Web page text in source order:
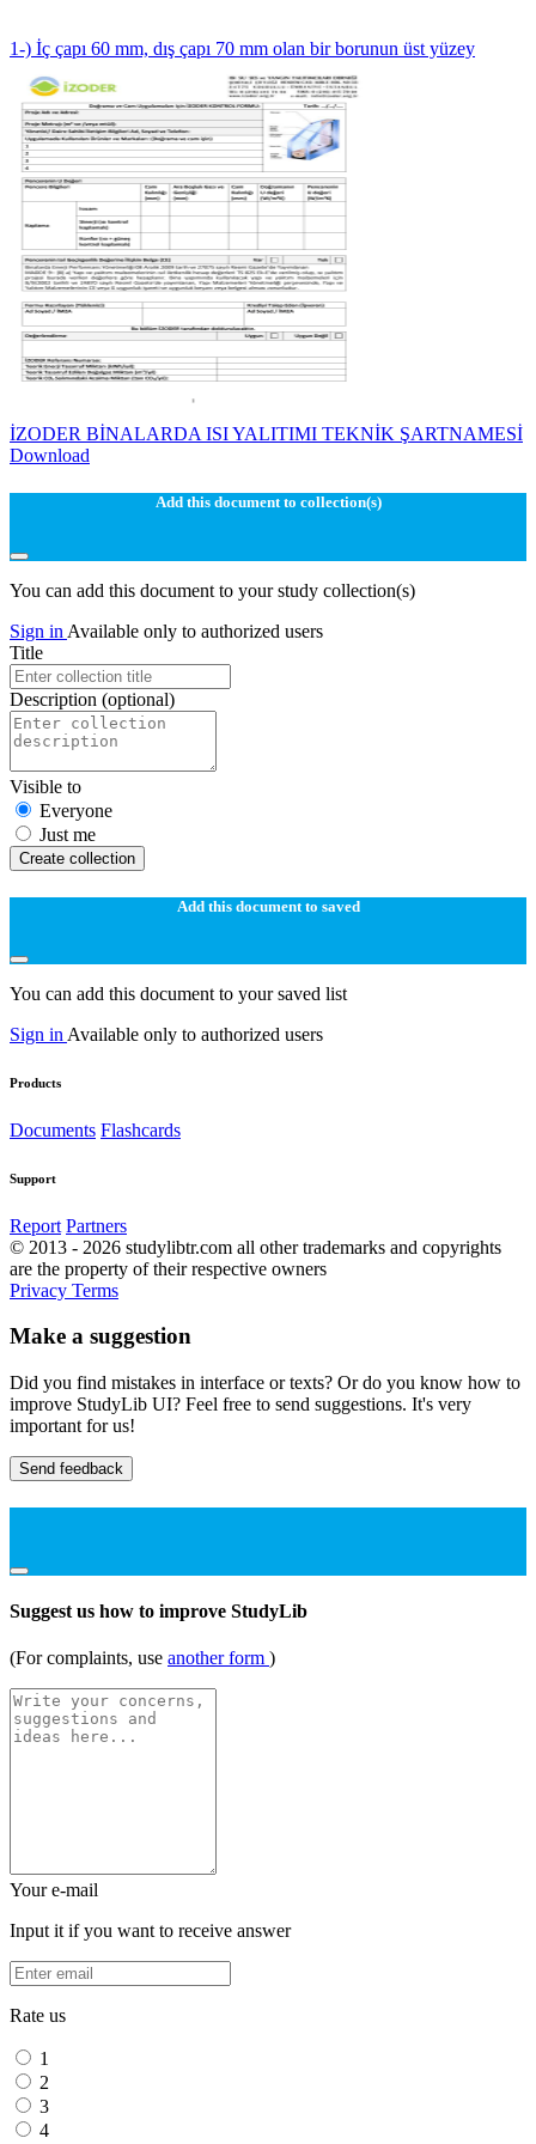
1-) İç çapı 60 mm, dış çapı 70 mm olan bir borunun üst yüzey
İZODER BİNALARDA ISI YALITIMI TEKNİK ŞARTNAMESİ
Download
Add this document to collection(s)
You can add this document to your study collection(s)
Sign in Available only to authorized users
Title
Description (optional)
Visible to
Everyone
Just me
Create collection
Add this document to saved
You can add this document to your saved list
Sign in Available only to authorized users
Products
Documents Flashcards
Support
Report Partners
© 2013 - 2026 studylibtr.com all other trademarks and copyrights
are the property of their respective owners
Privacy Terms
Make a suggestion
Did you find mistakes in interface or texts? Or do you know how to
improve StudyLib UI? Feel free to send suggestions. It's very
important for us!
Send feedback
Suggest us how to improve StudyLib
(For complaints, use another form )
Your e-mail
Input it if you want to receive answer
Rate us
1
2
3
4